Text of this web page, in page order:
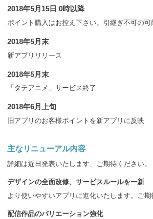
2018年5月15日 0時以降
ポイント購入はお控え下さい。引継ぎ不可の可
2018年5月末
新アプリリリース
2018年5月末
「タテアニメ」サービス終了
2018年6月上旬
旧アプリのお客様ポイントを新アプリに反映
主なリニューアル内容
詳細は近日発表いたします、ご期待ください。
デザインの全面改修、サービスルールを一新
より使いやすいアプリに進化いたします。ご期
配信作品のバリエーション強化